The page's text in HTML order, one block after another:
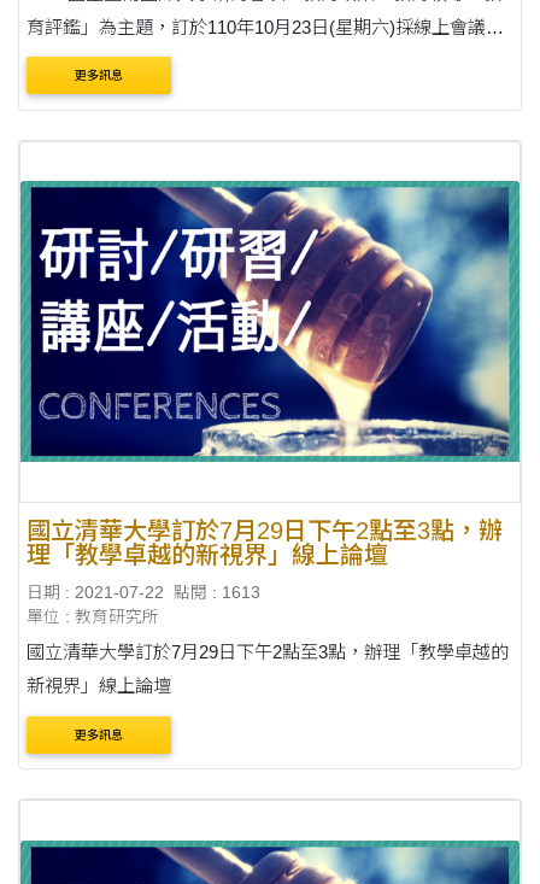
育評鑑」為主題，訂於110年10月23日(星期六)採線上會議方
式辦理。 二、摘要投稿截止日為110年9月13日(星期一)，預
計於9月17日(星期五)公告審查結果，全文收....
更多訊息
國立清華大學訂於7月29日下午2點至3點，辦
理「教學卓越的新視界」線上論壇
日期 : 2021-07-22
點閱 : 1613
單位 : 教育研究所
國立清華大學訂於7月29日下午2點至3點，辦理「教學卓越的
新視界」線上論壇
更多訊息